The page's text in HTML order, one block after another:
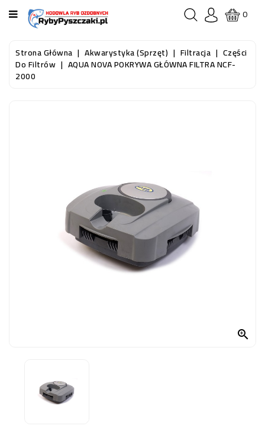
KATEGORIA
STRONA
GŁÓWNA
AKWARYSTYKA
0
Strona Główna Akwarystyka (sprzęt) Filtracja Części
Do Filtrów AQUA NOVA POKRYWA GŁÓWNA FILTRA NCF-
2000
